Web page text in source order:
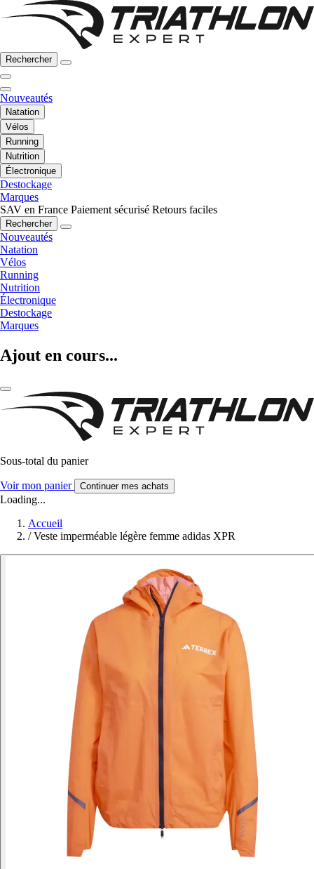
Rechercher
Nouveautés
Natation
Vélos
Running
Nutrition
Électronique
Destockage
Marques
SAV en France Paiement sécurisé Retours faciles
Rechercher
Nouveautés
Natation
Vélos
Running
Nutrition
Électronique
Destockage
Marques
Ajout en cours...
Sous-total du panier
Voir mon panier Continuer mes achats
Loading...
Accueil
/ Veste imperméable légère femme adidas XPR